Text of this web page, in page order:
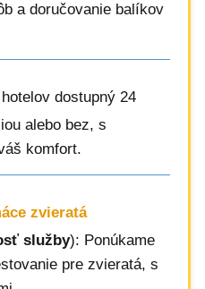
a doručovanie balíkov
dostupný 24
alebo bez, s
komfort.
zvieratá
služby): Ponúkame
pre zvieratá, s